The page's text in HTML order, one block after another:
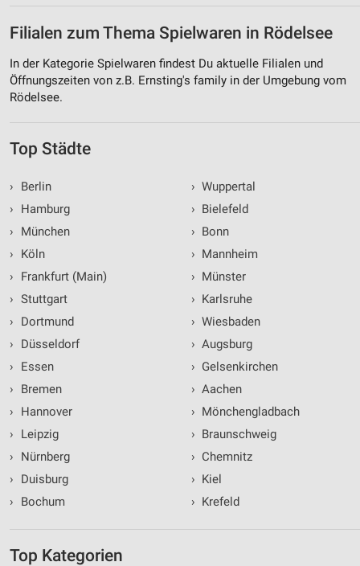
Filialen zum Thema Spielwaren in Rödelsee
In der Kategorie Spielwaren findest Du aktuelle Filialen und
Öffnungszeiten von z.B. Ernsting's family in der Umgebung vom
Rödelsee.
Top Städte
›
Berlin
›
Hamburg
›
München
›
Köln
›
Frankfurt (Main)
› Stuttgart
›
Dortmund
›
Düsseldorf
›
Essen
›
Bremen
›
Hannover
›
Leipzig
›
Nürnberg
›
Duisburg
›
Bochum
› Wuppertal
› Bielefeld
› Bonn
› Mannheim
› Münster
› Karlsruhe
› Wiesbaden
› Augsburg
› Gelsenkirchen
› Aachen
› Mönchengladbach
› Braunschweig
› Chemnitz
› Kiel
› Krefeld
Top Kategorien